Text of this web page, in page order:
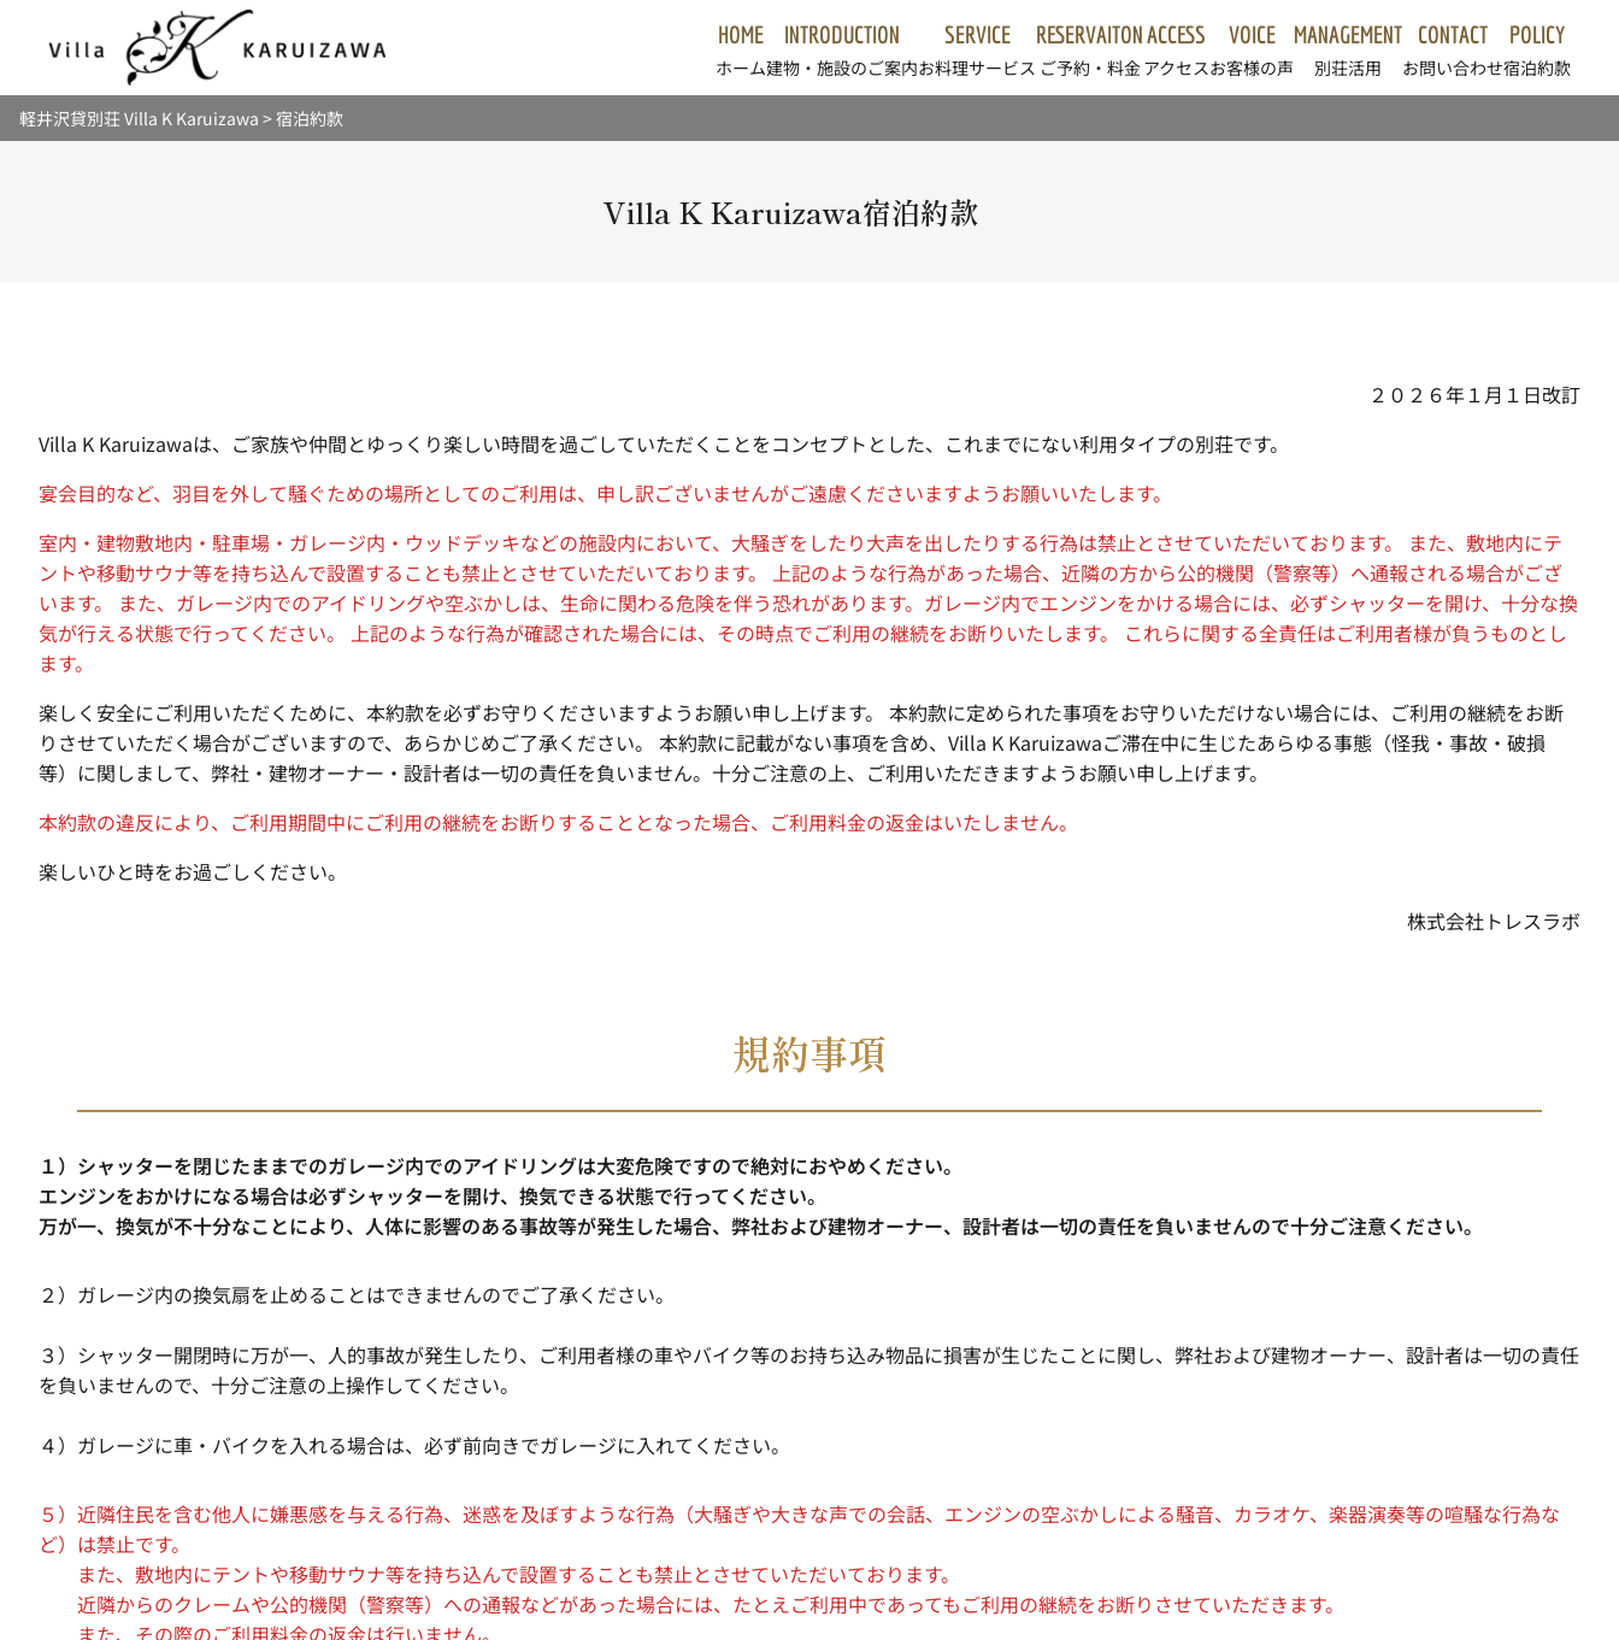
ス
キ
HOME
ホーム
INTRODUCTION
建物・施設のご案内
SERVICE
お料理サービス
RESERVAITON
ご予約・料金
ACCESS
アクセス
VOICE
お客様の声
MANAGEMENT
別荘活用
CONTACT
お問い合わせ
POLICY
宿泊約款
軽井沢貸別荘 Villa K Karuizawa >宿泊約款
Villa K Karuizawa宿泊約款
２０２６年１月１日改訂
Villa K Karuizawaは、ご家族や仲間とゆっくり楽しい時間を過ごしていただくことをコンセプトとした、これまでにない利用タイプの別荘です。
宴会目的など、羽目を外して騒ぐための場所としてのご利用は、申し訳ございませんがご遠慮くださいますようお願いいたします。
室内・建物敷地内・駐車場・ガレージ内・ウッドデッキなどの施設内において、大騒ぎをしたり大声を出したりする行為は禁止とさせていただいております。 また、敷地内にテ
ントや移動サウナ等を持ち込んで設置することも禁止とさせていただいております。 上記のような行為があった場合、近隣の方から公的機関（警察等）へ通報される場合がござ
います。 また、ガレージ内でのアイドリングや空ぶかしは、生命に関わる危険を伴う恐れがあります。ガレージ内でエンジンをかける場合には、必ずシャッターを開け、十分な換
気が行える状態で行ってください。 上記のような行為が確認された場合には、その時点でご利用の継続をお断りいたします。 これらに関する全責任はご利用者様が負うものとし
ます。
楽しく安全にご利用いただくために、本約款を必ずお守りくださいますようお願い申し上げます。 本約款に定められた事項をお守りいただけない場合には、ご利用の継続をお断
りさせていただく場合がございますので、あらかじめご了承ください。 本約款に記載がない事項を含め、Villa K Karuizawaご滞在中に生じたあらゆる事態（怪我・事故・破損
等）に関しまして、弊社・建物オーナー・設計者は一切の責任を負いません。十分ご注意の上、ご利用いただきますようお願い申し上げます。
本約款の違反により、ご利用期間中にご利用の継続をお断りすることとなった場合、ご利用料金の返金はいたしません。
楽しいひと時をお過ごしください。
株式会社トレスラボ
規約事項
１）シャッターを閉じたままでのガレージ内でのアイドリングは大変危険ですので絶対におやめください。
エンジンをおかけになる場合は必ずシャッターを開け、換気できる状態で行ってください。
万が一、換気が不十分なことにより、人体に影響のある事故等が発生した場合、弊社および建物オーナー、設計者は一切の責任を負いませんので十分ご注意ください。
２）ガレージ内の換気扇を止めることはできませんのでご了承ください。
３）シャッター開閉時に万が一、人的事故が発生したり、ご利用者様の車やバイク等のお持ち込み物品に損害が生じたことに関し、弊社および建物オーナー、設計者は一切の責任
を負いませんので、十分ご注意の上操作してください。
４）ガレージに車・バイクを入れる場合は、必ず前向きでガレージに入れてください。
５）近隣住民を含む他人に嫌悪感を与える行為、迷惑を及ぼすような行為（大騒ぎや大きな声での会話、エンジンの空ぶかしによる騒音、カラオケ、楽器演奏等の喧騒な行為な
ど）は禁止です。
また、敷地内にテントや移動サウナ等を持ち込んで設置することも禁止とさせていただいております。
近隣からのクレームや公的機関（警察等）への通報などがあった場合には、たとえご利用中であってもご利用の継続をお断りさせていただきます。